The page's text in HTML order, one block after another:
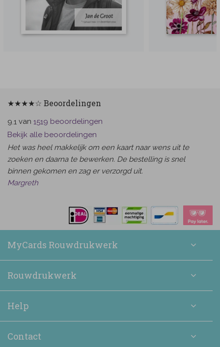
★★★★☆ Beoordelingen
9.1 van 1519 beoordelingen
Bekijk alle beoordelingen
Het was heel makkelijk om een kaart naar wens uit te
zoeken en daarna te bewerken. De bestelling is snel
binnen gekomen en zag er verzorgd uit.
Margreth
MyCards Rouwdrukwerk
Rouwdrukwerk
Help
Contact